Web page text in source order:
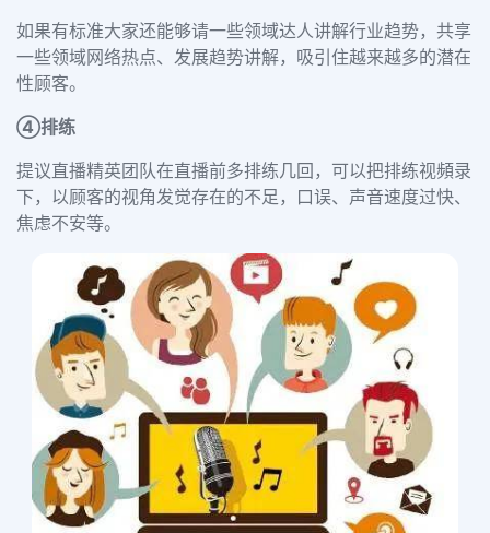
如果有标准大家还能够请一些领域达人讲解行业趋势，共享
一些领域网络热点、发展趋势讲解，吸引住越来越多的潜在
性顾客。
④排练
提议直播精英团队在直播前多排练几回，可以把排练视頻录
下，以顾客的视角发觉存在的不足，口误、声音速度过快、
焦虑不安等。